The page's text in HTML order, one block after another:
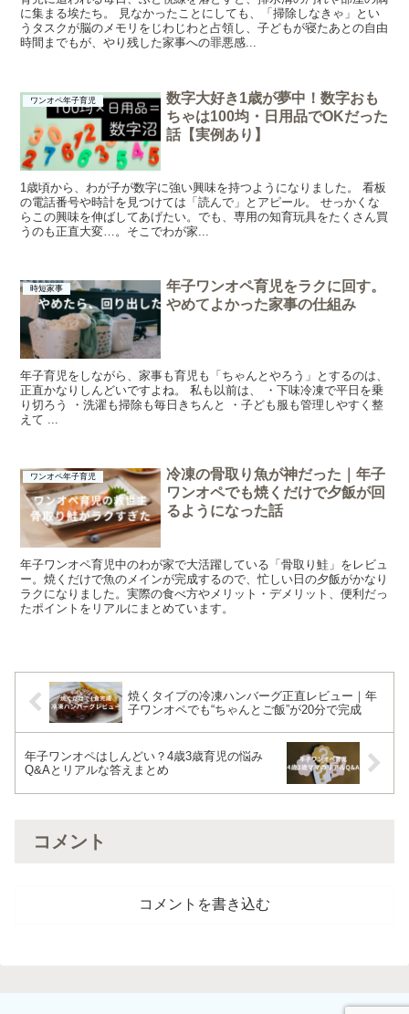
に集まる埃たち。 見なかったことにしても、「掃除しなきゃ」とい
うタスクが脳のメモリをじわじわと占領し、子どもが寝たあとの自由
時間までもが、やり残した家事への罪悪感...
ワンオペ年子育児
数字大好き1歳が夢中！数字おも
ちゃは100均・日用品でOKだった
話【実例あり】
1歳頃から、わが子が数字に強い興味を持つようになりました。 看板
の電話番号や時計を見つけては「読んで」とアピール。 せっかくな
らこの興味を伸ばしてあげたい。でも、専用の知育玩具をたくさん買
うのも正直大変…。そこでわが家...
時短家事
年子ワンオペ育児をラクに回す。
やめてよかった家事の仕組み
年子育児をしながら、家事も育児も「ちゃんとやろう」とするのは、
正直かなりしんどいですよね。 私も以前は、 ・下味冷凍で平日を乗
り切ろう ・洗濯も掃除も毎日きちんと ・子ども服も管理しやすく整
えて ...
ワンオペ年子育児
冷凍の骨取り魚が神だった｜年子
ワンオペでも焼くだけで夕飯が回
るようになった話
年子ワンオペ育児中のわが家で大活躍している「骨取り鮭」をレビュ
ー。焼くだけで魚のメインが完成するので、忙しい日の夕飯がかなり
ラクになりました。実際の食べ方やメリット・デメリット、便利だっ
たポイントをリアルにまとめています。
焼くタイプの冷凍ハンバーグ正直レビュー｜年
子ワンオペでも“ちゃんとご飯”が20分で完成
年子ワンオペはしんどい？4歳3歳育児の悩み
Q&Aとリアルな答えまとめ
コメント
コメントを書き込む